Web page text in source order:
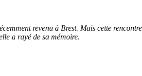
revenu à Brest. Mais cette
a rayé de sa mémoire.